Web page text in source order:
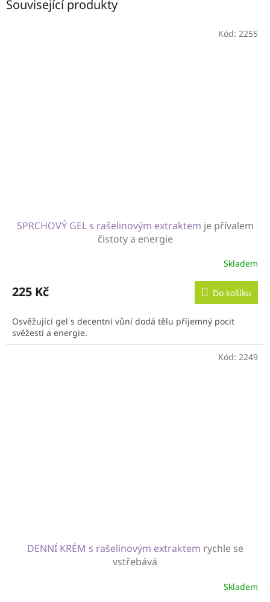
Související produkty
SPRCHOVÝ GEL s rašelinovým extraktem je přívalem
čistoty a energie
Skladem
225 Kč Do košíku
Osvěžující gel s decentní vůní dodá tělu příjemný pocit
svěžesti a energie.
Kód: 2255
DENNÍ KRÉM s rašelinovým extraktem rychle se
vstřebává
Skladem
Kód: 2249